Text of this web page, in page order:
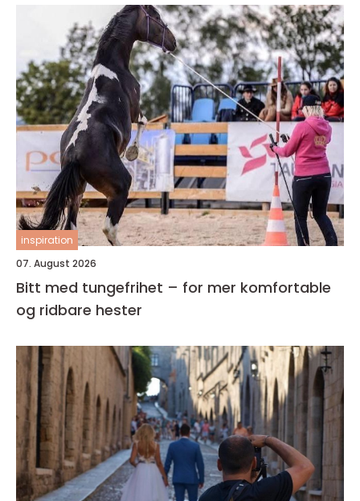
inspiration
07. August 2026
Bitt med tungefrihet – for mer komfortable
og ridbare hester